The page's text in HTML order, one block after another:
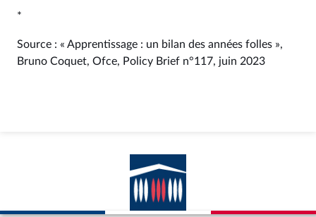
*
Source : « Apprentissage : un bilan des années folles »,
Bruno Coquet, Ofce, Policy Brief n°117, juin 2023